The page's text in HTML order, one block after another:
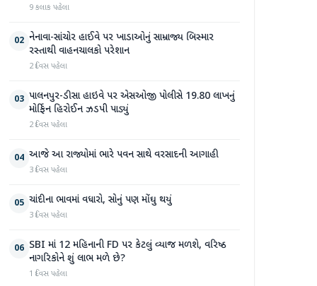
9 કલાક પહેલા
02 નેનાવા-સાંચોર હાઈવે પર ખાડાઓનું સામ્રાજ્ય બિસ્માર
રસ્તાથી વાહનચાલકો પરેશાન
2 દિવસ પહેલા
03 પાલનપુર-ડીસા હાઇવે પર એસઓજી પોલીસે 19.80 લાખનું
મોર્ફિન હિરોઈન ઝડપી પાડ્યું
2 દિવસ પહેલા
04 આજે આ રાજ્યોમાં ભારે પવન સાથે વરસાદની આગાહી
3 દિવસ પહેલા
05 ચાંદીના ભાવમાં વધારો, સોનું પણ મોંઘુ થયું
3 દિવસ પહેલા
06 SBI માં 12 મહિનાની FD પર કેટલું વ્યાજ મળશે, વરિષ્ઠ
નાગરિકોને શું લાભ મળે છે?
1 દિવસ પહેલા